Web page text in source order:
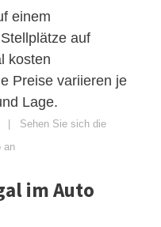
einem
auf
kosten
Preise variieren je
Lage.
| Sehen Sie sich die
an
im Auto